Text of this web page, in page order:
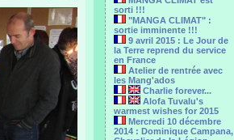
sorti !!!
"MANGA CLIMAT" :
sortie imminente !!!
9 avril 2015 : Le Jour de
la Terre reprend du service
en France
Atelier de rentrée avec
les Mang'ados
Charlie forever...
Alofa Tuvalu's
warmest wishes for 2015
Mercredi 10 décembre
2014 : Dominique Campana,